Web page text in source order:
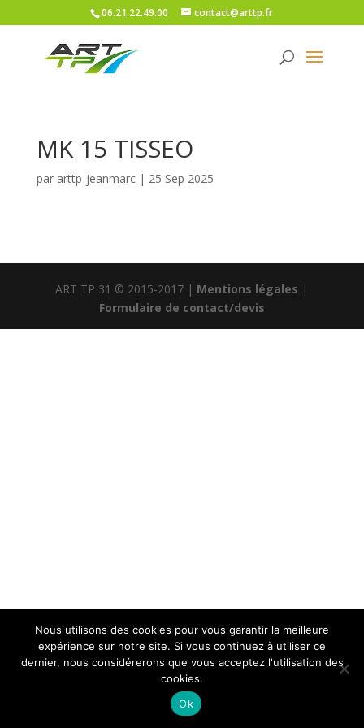
06.21.22.49.00 contact@arttp.fr
MK 15 TISSEO
par arttp-jeanmarc| 25 Sep 2025
ART TP 31 © 2015-2017 | Mentions légales |
Formulaire de contact/devis
Nous utilisons des cookies pour vous garantir la meilleure
expérience sur notre site. Si vous continuez à utiliser ce
dernier, nous considérerons que vous acceptez l'utilisation des
cookies.
Ok